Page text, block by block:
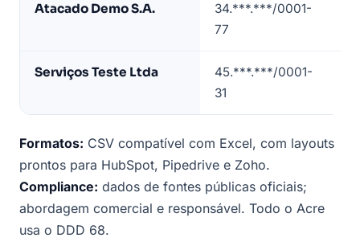
(dados
Atacado Demo S.A.
34.***.***/0001-
77
Serviços Teste Ltda
45.***.***/0001-
31
Formatos: CSV compatível com Excel, com layouts
prontos para HubSpot, Pipedrive e Zoho.
Compliance: dados de fontes públicas oficiais;
abordagem comercial e responsável. Todo o Acre
usa o DDD 68.